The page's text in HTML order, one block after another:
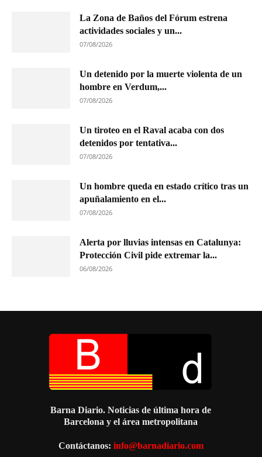
La Zona de Baños del Fórum estrena
actividades sociales y un...
07/08/2026
Un detenido por la muerte violenta de un
hombre en Verdum,...
07/08/2026
Un tiroteo en el Raval acaba con dos
detenidos por tentativa...
07/08/2026
Un hombre queda en estado crítico tras un
apuñalamiento en el...
07/08/2026
Alerta por lluvias intensas en Catalunya:
Protección Civil pide extremar la...
06/08/2026
Barna Diario. Noticias de última hora de
Barcelona y el área metropolitana
Contáctanos: info@barnadiario.com